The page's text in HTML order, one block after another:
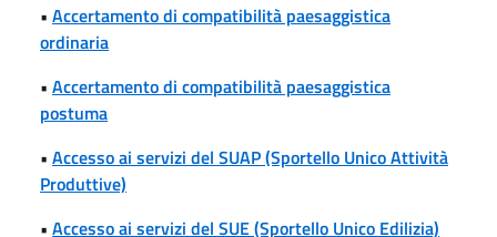
• Accertamento di compatibilità paesaggistica
ordinaria
• Accertamento di compatibilità paesaggistica
postuma
• Accesso ai servizi del SUAP (Sportello Unico Attività
Produttive)
• Accesso ai servizi del SUE (Sportello Unico Edilizia)